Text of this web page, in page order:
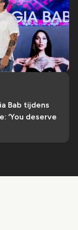
Bab tijdens
‘You deserve